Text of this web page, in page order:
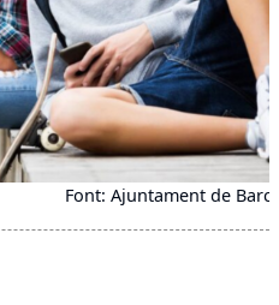
Font: Ajuntament de